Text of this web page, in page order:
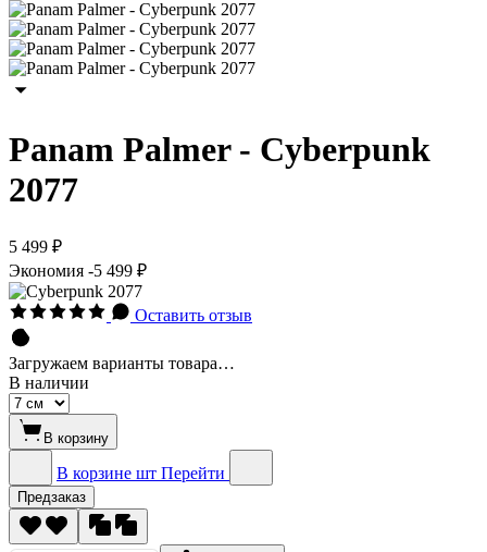
Panam Palmer - Cyberpunk
2077
5 499 ₽
Экономия -5 499 ₽
Оставить отзыв
Загружаем варианты товара…
В наличии
В корзину
В корзине шт Перейти
Предзаказ